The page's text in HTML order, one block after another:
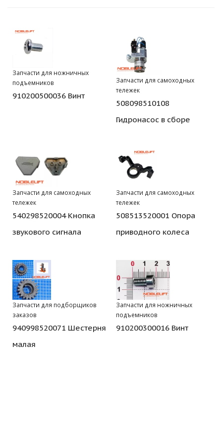
Запчасти для ножничных
подъемников
910200500036 Винт
Запчасти для самоходных
тележек
508098510108
Гидронасос в сборе
Запчасти для самоходных
тележек
540298520004 Кнопка
звукового сигнала
Запчасти для самоходных
тележек
508513520001 Опора
приводного колеса
Запчасти для подборщиков
заказов
940998520071 Шестерня
малая
Запчасти для ножничных
подъемников
910200300016 Винт